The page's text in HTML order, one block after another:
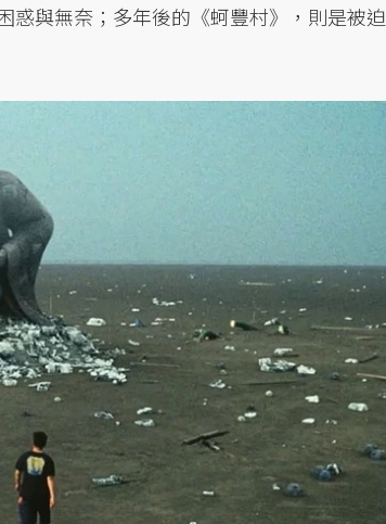
惑與無奈；多年後的《蚵豐村》，則是被迫